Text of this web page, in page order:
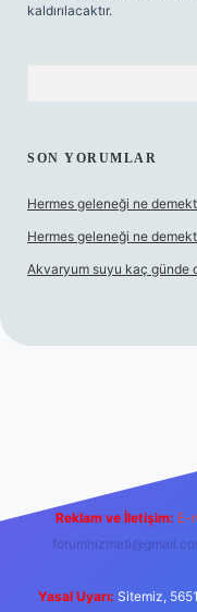
kaldırılacaktır.
SON YORUMLAR
Hermes geleneği ne
Hermes geleneği ne
Akvaryum suyu kaç günde
Reklam ve İletişim: E-
Yasal Uyarı: Sitemiz,